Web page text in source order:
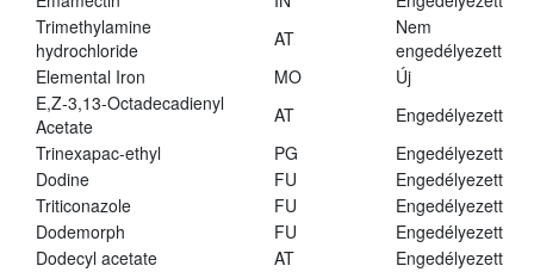
Trimethylamine
hydrochloride
AT
Nem
engedélyezett
Elemental Iron
MO
Új
E,Z-3,13-Octadecadienyl
Acetate
AT
Engedélyezett
Trinexapac-ethyl
PG
Engedélyezett
Dodine
FU
Engedélyezett
Triticonazole
FU
Engedélyezett
Dodemorph
FU
Engedélyezett
Dodecyl acetate
AT Engedélyezett